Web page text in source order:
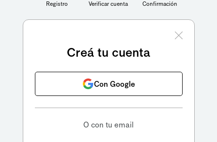
Registro Verificar cuenta Confirmación
Creá tu cuenta
Con Google
O con tu email